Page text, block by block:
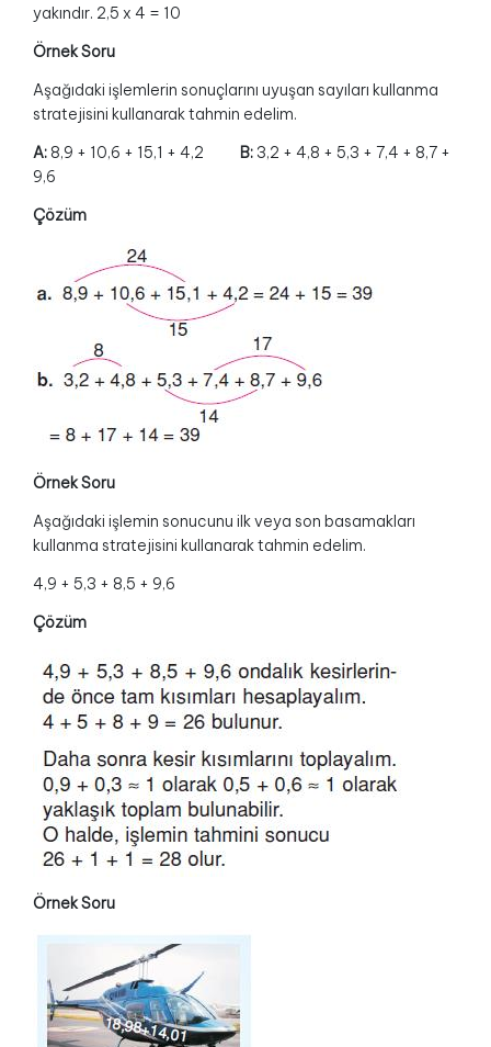
yakındır. 2,5 x 4 = 10
Örnek Soru
Aşağıdaki işlemlerin sonuçlarını uyuşan sayıları kullanma
stratejisini kullanarak tahmin edelim.
A: 8,9 + 10,6 + 15,1 + 4,2 B: 3,2 + 4,8 + 5,3 + 7,4 + 8,7 +
9,6
Çözüm
Örnek Soru
Aşağıdaki işlemin sonucunu ilk veya son basamakları
kullanma stratejisini kullanarak tahmin edelim.
4,9 + 5,3 + 8,5 + 9,6
Çözüm
Örnek Soru